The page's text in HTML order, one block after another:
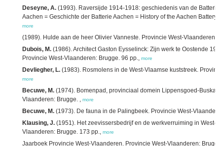
Deseyne, A. (1993). Raversijde 1914-1918: geschiedenis van de Batterij
Aachen = Geschichte der Batterie Aachen = History of the Aachen
more
(1989). Hulde aan de heer Olivier Vanneste. Provincie West-Vlaanderen:
Dubois, M. (1986). Architect Gaston Eysselinck: Zijn werk te Oostende
Provincie West-Vlaanderen: Brugge. 96 pp., more
Devliegher, L. (1983). Rosmolens in de West-Vlaamse kuststreek.
more
Becuwe, M. (1974). Bomenpad, provinciaal domein Lippensgoed-
Vlaanderen: Brugge. , more
Becuwe, M. (1973). De fauna in de Palingbeek. Provincie West-
Klausing, J. (1951). Het zeevissersbedrijf en de werkverruiming in West-
Vlaanderen: Brugge. 173 pp., more
Jaarboek Provincie West-Vlaanderen. Provincie West-Vlaanderen: